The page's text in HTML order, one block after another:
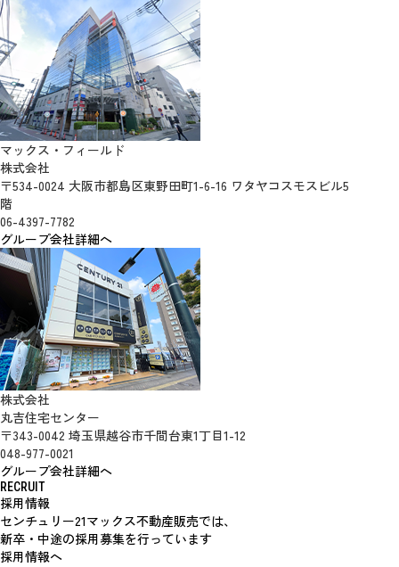
マックス・フィールド
株式会社
〒534-0024 大阪市都島区東野田町1-6-16 ワタヤコスモスビル5
階
06-4397-7782
グループ会社詳細へ
株式会社
丸吉住宅センター
〒343-0042 埼玉県越谷市千間台東1丁目1-12
048-977-0021
グループ会社詳細へ
RECRUIT
採用情報
センチュリー21マックス不動産販売では、
新卒・中途の採用募集を行っています
採用情報へ